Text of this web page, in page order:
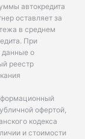
автокредита
оставляет за
в среднем
При
данные о
реестр
офертой,
кодекса
и стоимости